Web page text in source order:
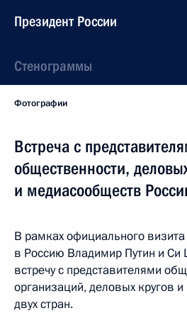
Президент России
Стенограммы
Фотографии
Встреча с
общественности,
и медиасообществ
В рамках официального
в Россию Владимир Путин и Си
встречу с представителями
организаций, деловых кругов
двух стран.